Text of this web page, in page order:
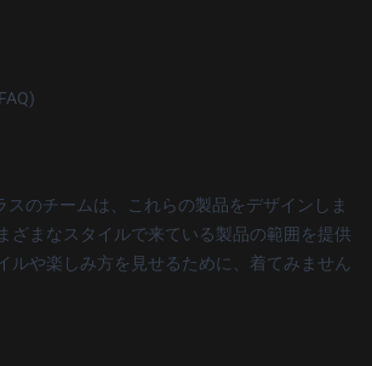
スのチームは、これらの製品をデザインしま
ざまなスタイルで来ている製品の範囲を提供
ルや楽しみ方を見せるために、着てみません